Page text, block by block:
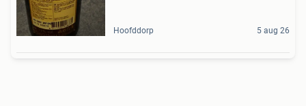
Hoofddorp 5 aug 26